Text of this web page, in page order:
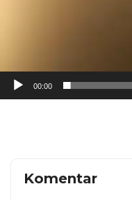
00:00
Komentar